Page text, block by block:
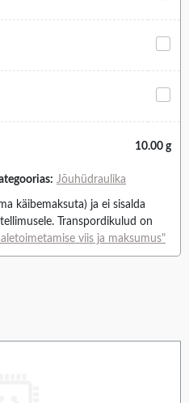
10.00 g
Jõuhüdraulika
käibemaksuta) ja ei sisalda
Transpordikulud on
viis ja maksumus"